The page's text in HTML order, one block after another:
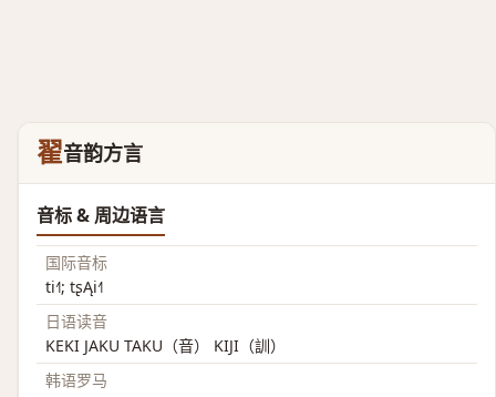
翟音韵方言
音标 & 周边语言
国际音标
ti˧˥; tʂĄi˧˥
日语读音
KEKI JAKU TAKU（音） KIJI（訓）
韩语罗马